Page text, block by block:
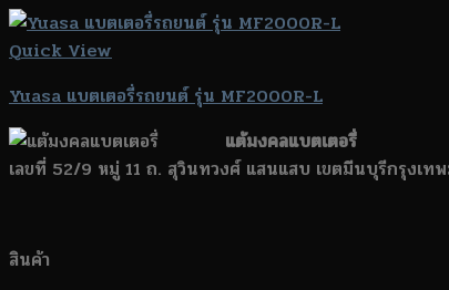
Quick View
Yuasa แบตเตอรี่รถยนต์ รุ่น MF2000R-L
แต้มงคลแบตเตอรี่
เลขที่ 52/9 หมู่ 11 ถ. สุวินทวงศ์ แสนแสบ เขตมีนบุรีกรุงเท
สินค้า